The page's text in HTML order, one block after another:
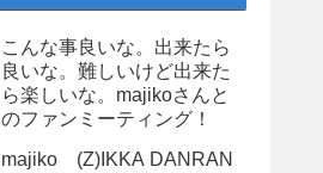
こんな事良いな。出来たら
良いな。難しいけど出来た
ら楽しいな。majikoさんと
のファンミーティング！
majiko (Z)IKKA DANRAN